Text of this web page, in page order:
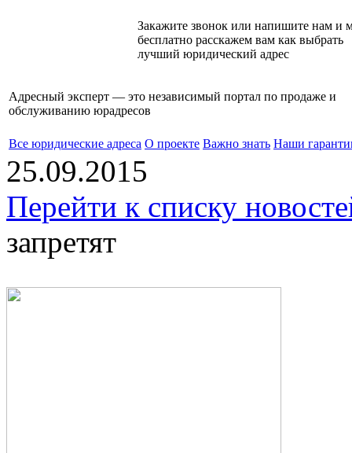
Закажите звонок или напишите нам и
бесплатно расскажем вам как выбрать
лучший юридический адрес
Адресный эксперт — это независимый портал по продаже и
обслуживанию юрадресов
Все юридические адреса О проекте Важно знать Наши
25.09.2015
Перейти к списку
запретят